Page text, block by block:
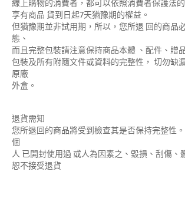
線上購物的消費者，都可以依照消費者保護法的
享有商品 貨到日起7天猶豫期的權益。
但猶豫期並非試用期，所以，您所退 回的商品
態、
而且完整包裝請注意保持商品本體 、配件、贈
包裝及所有附隨文件或資料的完整性， 切勿缺
原廠
外盒。
退貨需知
您所退回的商品將受到檢查其是否保持完整性
個
人 已開封使用過 或人為因素之、毀損、刮傷、
恕不接受退貨